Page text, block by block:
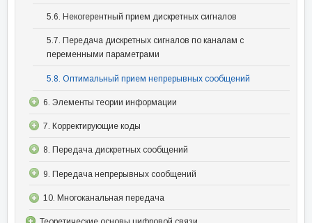
5.6. Некогерентный прием дискретных сигналов
5.7. Передача дискретных сигналов по каналам с
переменными параметрами
5.8. Оптимальный прием непрерывных сообщений
6. Элементы теории информации
7. Корректирующие коды
8. Передача дискретных сообщений
9. Передача непрерывных сообщений
10. Многоканальная передача